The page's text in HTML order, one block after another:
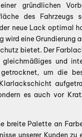
gründlichen
des Fahrzeugs
neue Lack optimal
wird eine Grundierung
bietet. Der
und
um die
es auch vor
breite Palette an
unserer Kunden zu